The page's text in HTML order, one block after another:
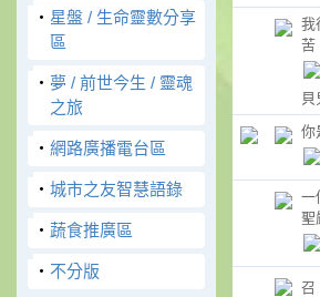
‧ 星盤 / 生命靈數分享
區
‧ 夢 / 前世今生 / 靈魂
之旅
‧ 網路廣播電台區
‧ 城市之友智慧語錄
‧ 蔬食推廣區
‧ 不分版
我
苦
貝
你
一
聖